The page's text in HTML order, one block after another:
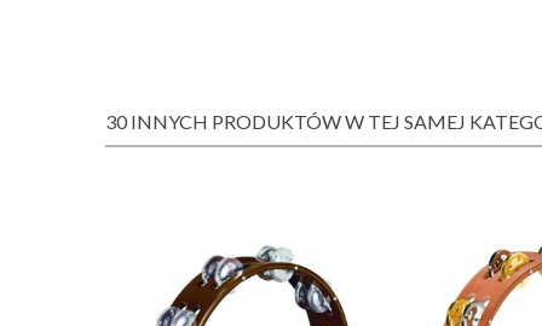
30 INNYCH PRODUKTÓW W TEJ SAMEJ